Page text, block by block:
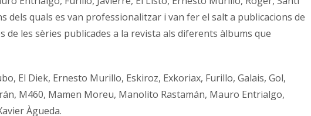
dels quals es van professionalitzar i van fer el salt a publicacions de
de les sèries publicades a la revista als diferents àlbums que
El Diek, Ernesto Murillo, Eskiroz, Exkoriax, Furillo, Galais, Gol,
M460, Mamen Moreu, Manolito Rastamán, Mauro Entrialgo,
Àgueda.